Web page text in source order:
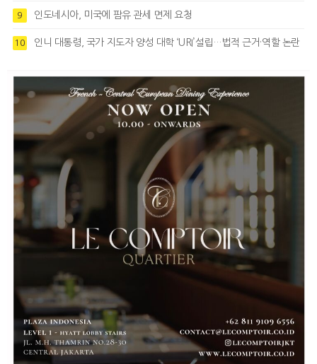
9 인도네시아, 미국에 팜유 관세 면제 요청
10 인니 대통령, 국가 지도자 양성 대학 ‘URI’설립…법적 근거·역할 논란